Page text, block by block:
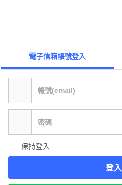
電子信箱帳號登入
保持登入
登入